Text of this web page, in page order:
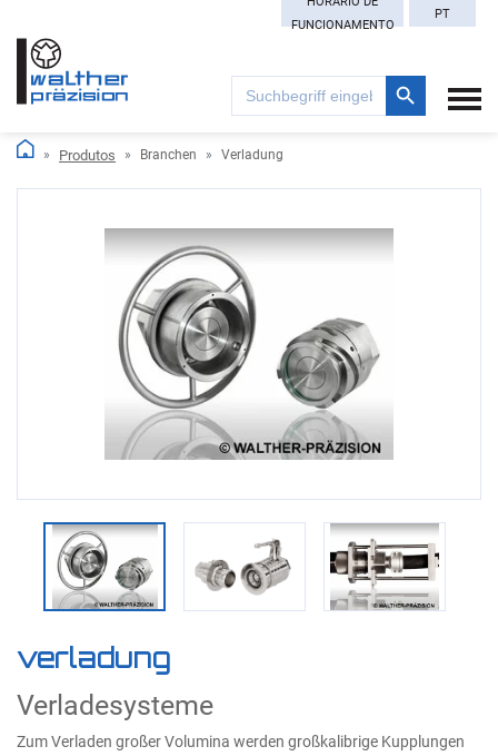
FUNCIONAMENTO
PT
Search
for:
Search Button
Produtos Branchen Verladung
verladung
Verladesysteme
Zum Verladen großer Volumina werden großkalibrige Kupplungen